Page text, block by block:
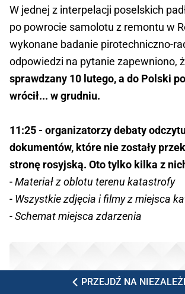
W jednej z interpelacji poselskich
po powrocie samolotu z remontu w
wykonane badanie pirotechniczno-
odpowiedzi na pytanie zapewniono,
sprawdzany 10 lutego, a do Polski
wrócił... w grudniu.
11:25 - organizatorzy debaty
dokumentów, które nie zostały
stronę rosyjską. Oto tylko kilka z
-Materiał z oblotu terenu katastrofy
- Wszystkie zdjęcia i filmy z miejsca
- Schemat miejsca zdarzenia
PRZEJDŹ NA